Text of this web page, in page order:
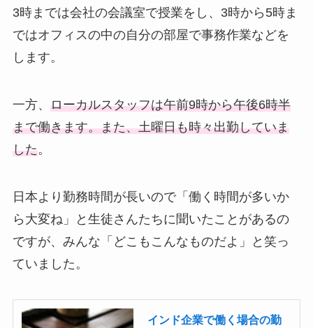
3時までは会社の会議室で授業をし、3時から5時ま
ではオフィスの中の自分の部屋で事務作業などを
します。
一方、 ローカルスタッフは午前9時から午後6時半
まで働きます。また、土曜日も時々出勤していま
した。
日本より勤務時間が長いので「働く時間が多いか
ら大変ね」と生徒さんたちに聞いたことがあるの
ですが、みんな「どこもこんなものだよ」と笑っ
ていました。
インド企業で働く場合の勤